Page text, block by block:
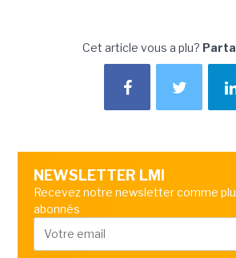
Cet article vous a plu?
NEWSLETTER LMI
Recevez notre newsletter comme
abonnés